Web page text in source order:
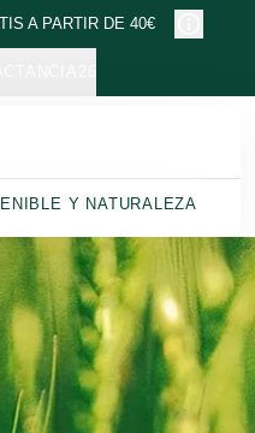
A PARTIR DE 40€
Y NATURALEZA